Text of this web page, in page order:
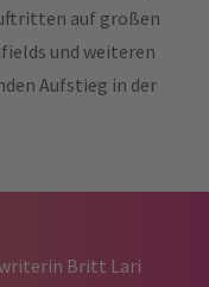
auf großen
und weiteren
Aufstieg in der
Britt Lari